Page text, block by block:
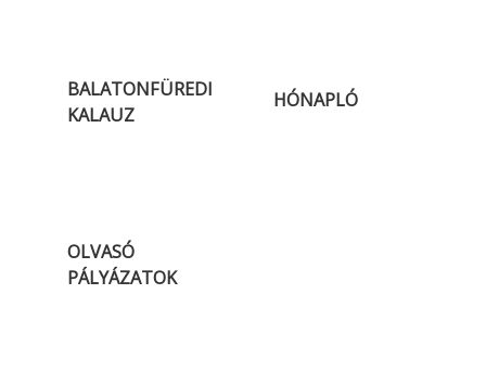
BALATONFÜREDI
KALAUZ
HÓNAPLÓ
OLVASÓ
PÁLYÁZATOK